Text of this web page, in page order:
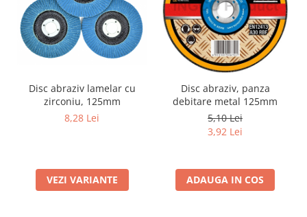
Disc abraziv lamelar cu
zirconiu, 125mm
8,28 Lei
VEZI VARIANTE
Disc abraziv, panza
debitare metal 125mm
5,10 Lei
3,92 Lei
ADAUGA IN COS